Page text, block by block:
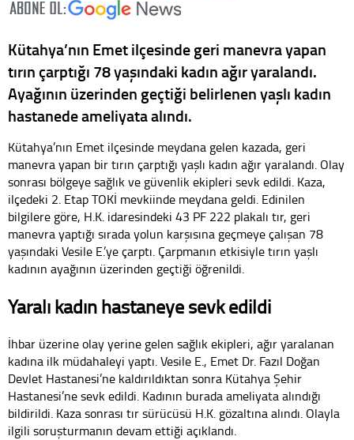
Kütahya’nın Emet ilçesinde geri manevra yapan
tırın çarptığı 78 yaşındaki kadın ağır yaralandı.
Ayağının üzerinden geçtiği belirlenen yaşlı kadın
hastanede ameliyata alındı.
Kütahya’nın Emet ilçesinde meydana gelen kazada, geri
manevra yapan bir tırın çarptığı yaşlı kadın ağır yaralandı. Olay
sonrası bölgeye sağlık ve güvenlik ekipleri sevk edildi. Kaza,
ilçedeki 2. Etap TOKİ mevkiinde meydana geldi. Edinilen
bilgilere göre, H.K. idaresindeki 43 PF 222 plakalı tır, geri
manevra yaptığı sırada yolun karşısına geçmeye çalışan 78
yaşındaki Vesile E.’ye çarptı. Çarpmanın etkisiyle tırın yaşlı
kadının ayağının üzerinden geçtiği öğrenildi.
Yaralı kadın hastaneye sevk edildi
İhbar üzerine olay yerine gelen sağlık ekipleri, ağır yaralanan
kadına ilk müdahaleyi yaptı. Vesile E., Emet Dr. Fazıl Doğan
Devlet Hastanesi’ne kaldırıldıktan sonra Kütahya Şehir
Hastanesi’ne sevk edildi. Kadının burada ameliyata alındığı
bildirildi. Kaza sonrası tır sürücüsü H.K. gözaltına alındı. Olayla
ilgili soruşturmanın devam ettiği açıklandı.